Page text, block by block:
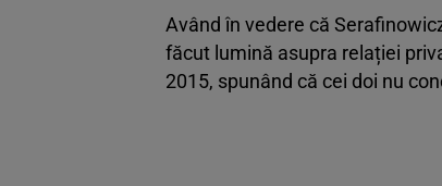
Având în vedere că
făcut lumină asupra relației
2015, spunând că cei doi nu